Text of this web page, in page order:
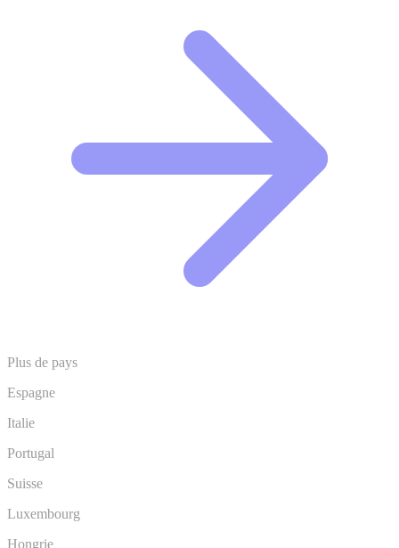
Plus de pays
Espagne
Italie
Portugal
Suisse
Luxembourg
Hongrie